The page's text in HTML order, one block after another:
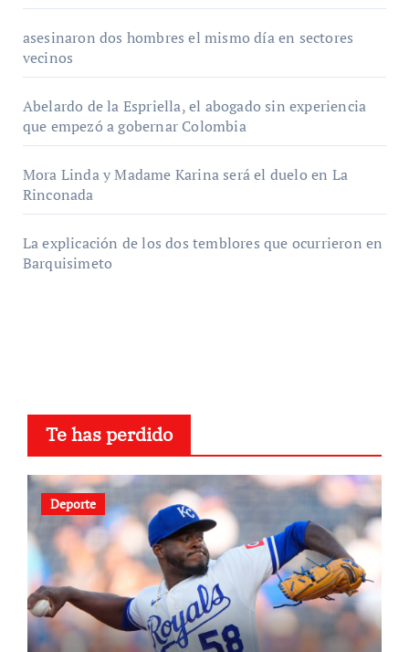
asesinaron dos hombres el mismo día en sectores
vecinos
Abelardo de la Espriella, el abogado sin experiencia
que empezó a gobernar Colombia
Mora Linda y Madame Karina será el duelo en La
Rinconada
La explicación de los dos temblores que ocurrieron en
Barquisimeto
Te has perdido
Deporte